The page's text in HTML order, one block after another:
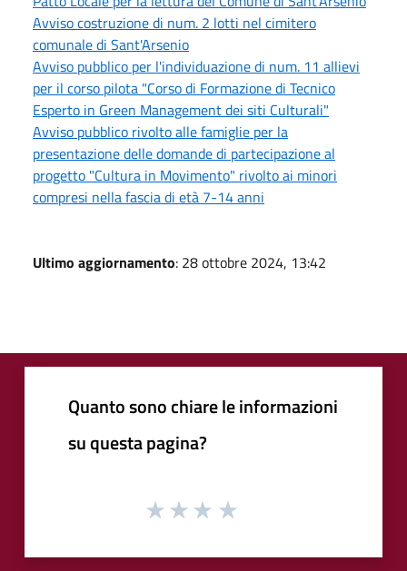
Avviso costruzione di num. 2 lotti nel cimitero
comunale di Sant'Arsenio
Avviso pubblico per l'individuazione di num. 11 allievi
per il corso pilota "Corso di Formazione di Tecnico
Esperto in Green Management dei siti Culturali"
Avviso pubblico rivolto alle famiglie per la
presentazione delle domande di partecipazione al
progetto "Cultura in Movimento" rivolto ai minori
compresi nella fascia di età 7-14 anni
Ultimo aggiornamento: 28 ottobre 2024, 13:42
Quanto sono chiare le informazioni
su questa pagina?